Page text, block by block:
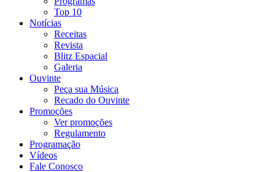
Top 10
Notícias
Receitas
Revista
Blitz Espacial
Galeria
Ouvinte
Peça sua Música
Recado do Ouvinte
Promoções
Ver promoções
Regulamento
Programação
Vídeos
Fale Conosco